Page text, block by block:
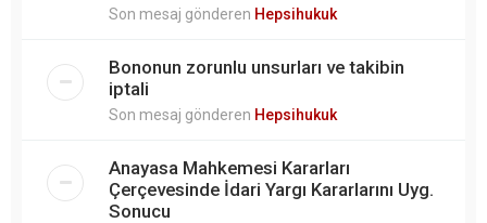
Son mesaj gönderen Hepsihukuk
Bononun zorunlu unsurları ve takibin
iptali
Son mesaj gönderen Hepsihukuk
Anayasa Mahkemesi Kararları
Çerçevesinde İdari Yargı Kararlarını Uyg.
Sonucu